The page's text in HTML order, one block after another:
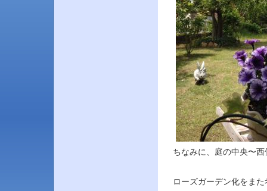
ちなみに、庭の中央〜
ローズガーデン化をま